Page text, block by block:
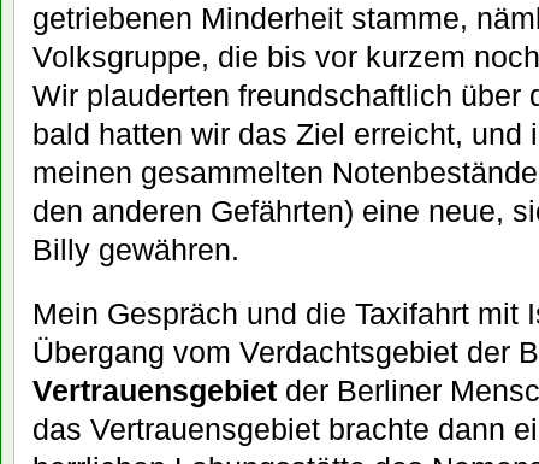
getriebenen Minderheit stamme,
Volksgruppe, die bis vor kurzem
Wir plauderten freundschaftlich über
bald hatten wir das Ziel erreicht, und
meinen gesammelten
den anderen Gefährten) eine neue,
Billy gewähren.
Mein Gespräch und die Taxifahrt mit
Übergang vom Verdachtsgebiet der
Vertrauensgebiet der Berliner
das Vertrauensgebiet brachte dann